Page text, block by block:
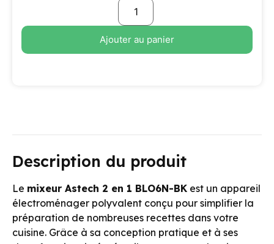
Ajouter au panier
Description du produit
Le mixeur Astech 2 en 1 BLO6N-BK est un appareil
électroménager polyvalent conçu pour simplifier la
préparation de nombreuses recettes dans votre
cuisine. Grâce à sa conception pratique et à ses